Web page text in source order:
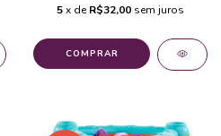
5x deR$32,00 sem juros